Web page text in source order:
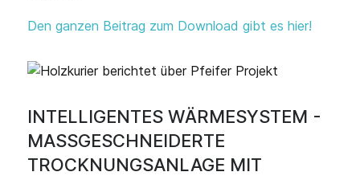
Den ganzen Beitrag zum Download gibt es hier!
INTELLIGENTES WÄRMESYSTEM -
MASSGESCHNEIDERTE T
ROCKNUNGSANLAGE MIT C